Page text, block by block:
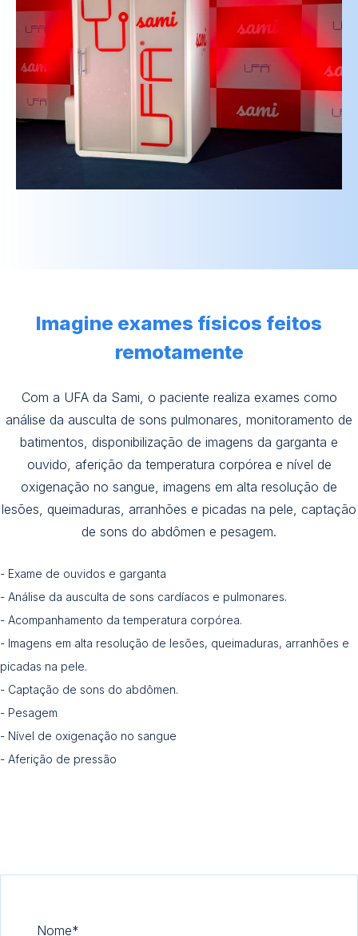
Imagine exames físicos feitos
remotamente
Com a UFA da Sami, o paciente realiza exames como
análise da ausculta de sons pulmonares, monitoramento de
batimentos, disponibilização de imagens da garganta e
ouvido, aferição da temperatura corpórea e nível de
oxigenação no sangue, imagens em alta resolução de
lesões, queimaduras, arranhões e picadas na pele, captação
de sons do abdômen e pesagem.
- Exame de ouvidos e garganta
- Análise da ausculta de sons cardíacos e pulmonares.
- Acompanhamento da temperatura corpórea.
- Imagens em alta resolução de lesões, queimaduras, arranhões e
picadas na pele.
- Captação de sons do abdômen.
- Pesagem
- Nível de oxigenação no sangue
- Aferição de pressão
Nome*